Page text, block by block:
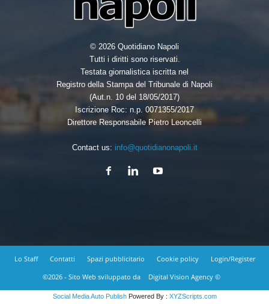
© 2026 Quotidiano Napoli
Tutti i diritti sono riservati.
Testata giornalistica iscritta nel
Registro della Stampa del Tribunale di Napoli
(Aut.n. 10 del 18/05/2017)
Iscrizione Roc: n.p. 0071355/2017
Direttore Responsabile Pietro Leoncelli
Contact us: info@quotidianonapoli.it
Lo Staff Contatti Spazi pubblicitario Cookie policy
Login/Register
©2026 - Sito Web sviluppato da
Digital Vision Agency ©
Social Media Auto PublishPowered By : XYZScripts.com